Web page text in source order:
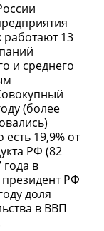
13
и среднего
(более
19,9% от
РФ (82
в
РФ
доля
в ВВП